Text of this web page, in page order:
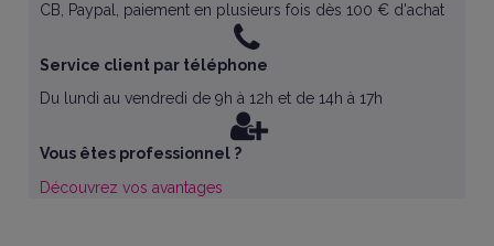
CB, Paypal, paiement en plusieurs fois dès 100 € d'achat
Service client par téléphone
Du lundi au vendredi de 9h à 12h et de 14h à 17h
Vous êtes professionnel ?
Découvrez vos avantages